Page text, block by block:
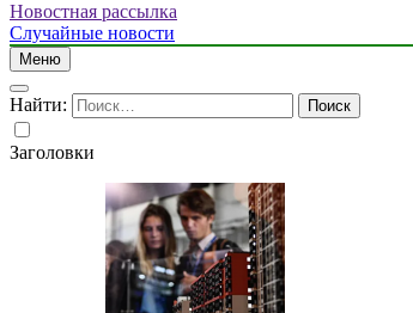
Новостная рассылка
Случайные новости
Меню
Найти:
Заголовки